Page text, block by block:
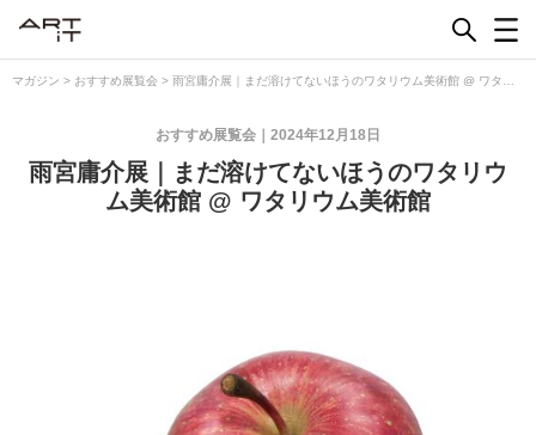
マガジン > おすすめ展覧会 > 雨宮庸介展｜まだ溶けてないほうのワタリウム美術館 @ ワタリ
2024年12月18日
おすすめ展覧会
雨宮庸介展｜まだ溶けてないほうのワタリウ
ム美術館 @ ワタリウム美術館